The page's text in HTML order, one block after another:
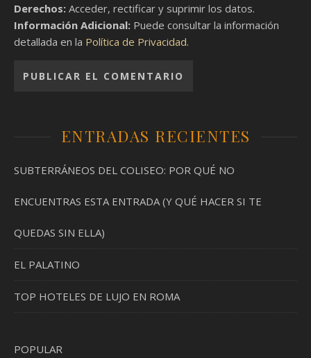
Derechos: Acceder, rectificar y suprimir los datos.
Información Adicional: Puede consultar la información
detallada en la Política de Privacidad.
ENTRADAS RECIENTES
SUBTERRÁNEOS DEL COLISEO: POR QUÉ NO
ENCUENTRAS ESTA ENTRADA (Y QUÉ HACER SI TE
QUEDAS SIN ELLA)
EL PALATINO
TOP HOTELES DE LUJO EN ROMA
POPULAR